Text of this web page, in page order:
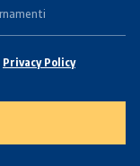
Privacy Policy